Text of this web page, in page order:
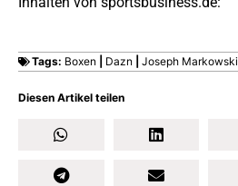
Diesen Artikel teilen
Tags: Boxen Dazn Joseph Markowski